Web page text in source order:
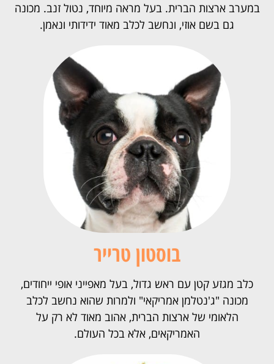
במערב ארצות הברית. בעל מראה מיוחד, נטול זנב. מכונה
גם בשם אוזי, ונחשב לכלב מאוד ידידותי ונאמן.
בוסטון טרייר
כלב מגזע קטן עם ראש גדול, בעל מאפייני אופי ייחודים,
מכונה "ג'נטלמן אמריקאי" ולמרות שהוא נחשב לכלב
הלאומי של ארצות הברית, אהוב מאוד לא רק על
האמריקאים, אלא בכל העולם.